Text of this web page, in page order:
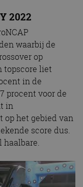
2022
waarbij de
op
topscore liet
in de
procent voor de
in
op het gebied van
score dus.
haalbare.